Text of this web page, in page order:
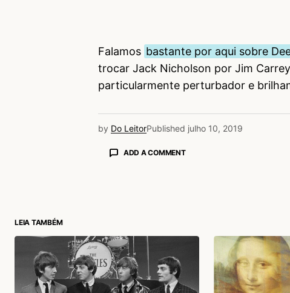
Falamos bastante por aqui sobre
trocar Jack Nicholson por Jim
particularmente perturbador e
by Do LeitorPublished julho 10, 2019
ADD A COMMENT
LEIA TAMBÉM